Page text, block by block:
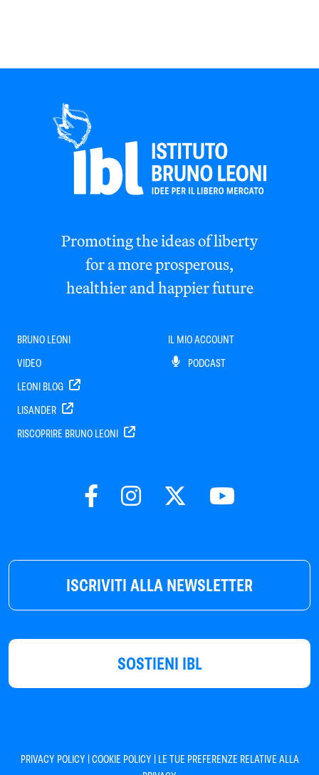
ISCRIVITI ALLA NEWSLETTER
SOSTIENI IBL
Promoting the ideas of liberty
for a more prosperous,
healthier and happier future
BRUNO LEONI
VIDEO
LEONI BLOG
LISANDER
RISCOPRIRE BRUNO LEONI
IL MIO ACCOUNT
PODCAST
PRIVACY POLICY |COOKIE POLICY | LE TUE PREFERENZE RELATIVE ALLA